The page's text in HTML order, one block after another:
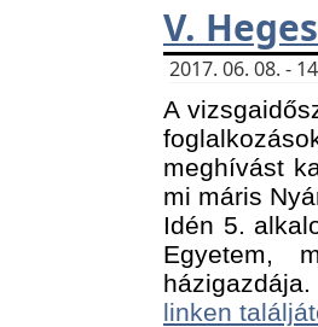
V.
2017. 06. 08. -
A
meghívást
mi máris
Idén 5.
Egyetem,
linken